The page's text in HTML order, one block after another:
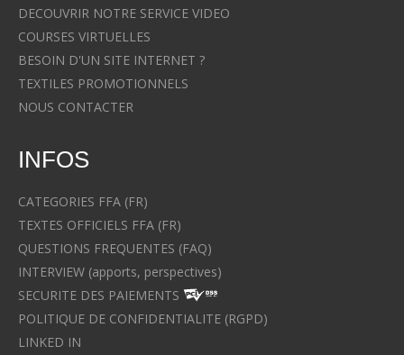
DECOUVRIR NOTRE SERVICE VIDEO
COURSES VIRTUELLES
BESOIN D'UN SITE INTERNET ?
TEXTILES PROMOTIONNELS
NOUS CONTACTER
INFOS
CATEGORIES FFA (FR)
TEXTES OFFICIELS FFA (FR)
QUESTIONS FREQUENTES (FAQ)
INTERVIEW (apports, perspectives)
SECURITE DES PAIEMENTS
POLITIQUE DE CONFIDENTIALITE (RGPD)
LINKED IN